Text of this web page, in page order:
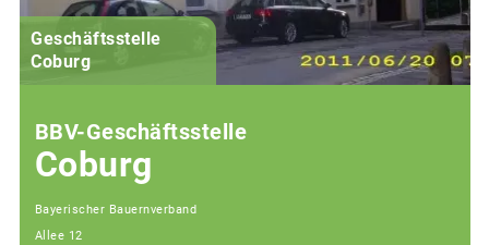
Geschäftsstelle
Coburg
BBV-Geschäftsstelle
Coburg
Bayerischer Bauernverband
Allee 12